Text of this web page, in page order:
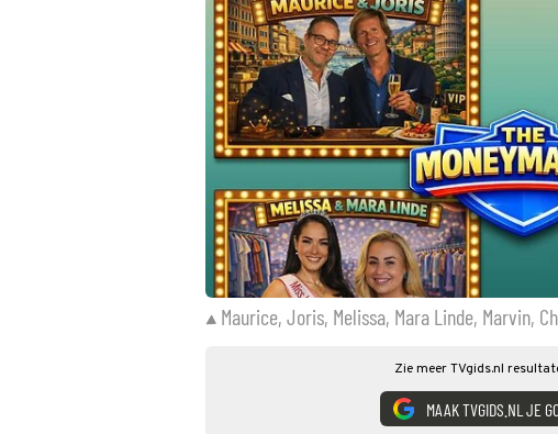
Maurice, Joris, Melissa, Mara Linde, Marvin,
Zie meer TVgids.nl
MAAK TVGIDS.NL JE